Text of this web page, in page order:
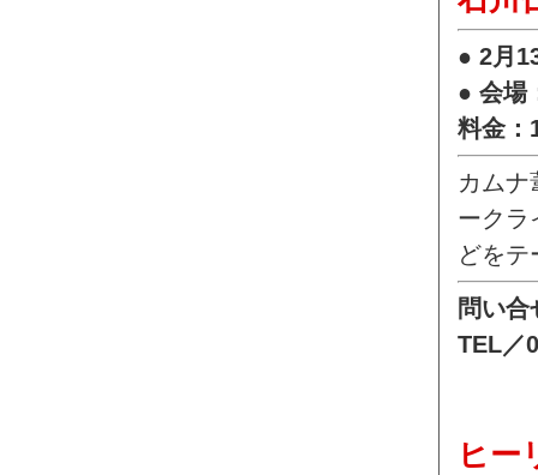
● 2月
● 会場
料金：
カムナ
ークラ
どをテ
問い合
TEL／
ヒー